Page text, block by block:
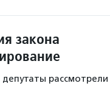
закона
депутаты рассмотрели